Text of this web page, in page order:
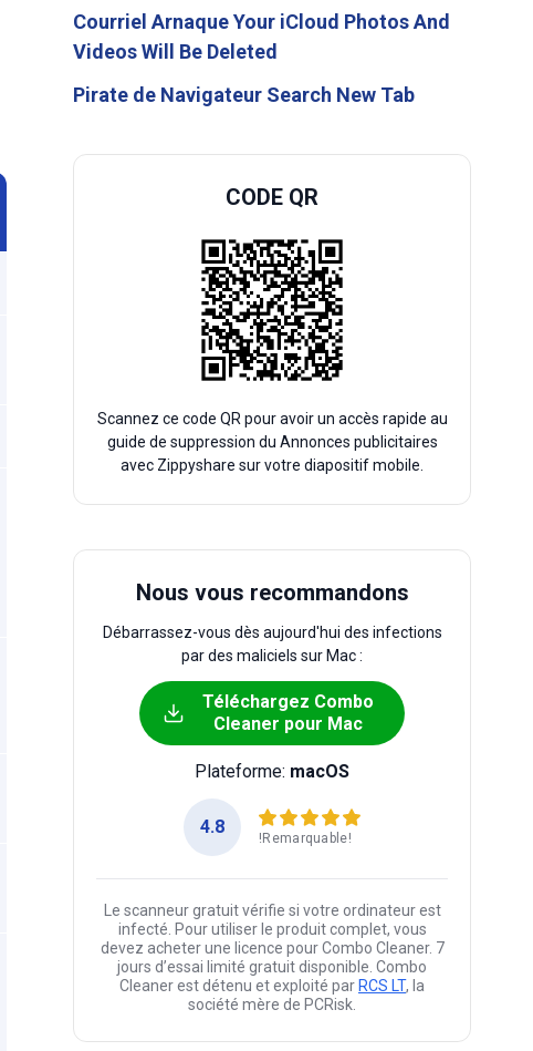
Courriel Arnaque Your iCloud Photos And
Videos Will Be Deleted
Pirate de Navigateur Search New Tab
CODE QR
Scannez ce code QR pour avoir un accès rapide au
guide de suppression du Annonces publicitaires
avec Zippyshare sur votre diapositif mobile.
Nous vous recommandons
Débarrassez-vous dès aujourd'hui des infections
par des maliciels sur Mac :
Téléchargez Combo
Cleaner pour Mac
Plateforme: macOS
4.8
!Remarquable!
Le scanneur gratuit vérifie si votre ordinateur est
infecté. Pour utiliser le produit complet, vous
devez acheter une licence pour Combo Cleaner. 7
jours d’essai limité gratuit disponible. Combo
Cleaner est détenu et exploité par RCS LT, la
société mère de PCRisk.